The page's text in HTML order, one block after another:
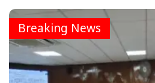
Breaking News